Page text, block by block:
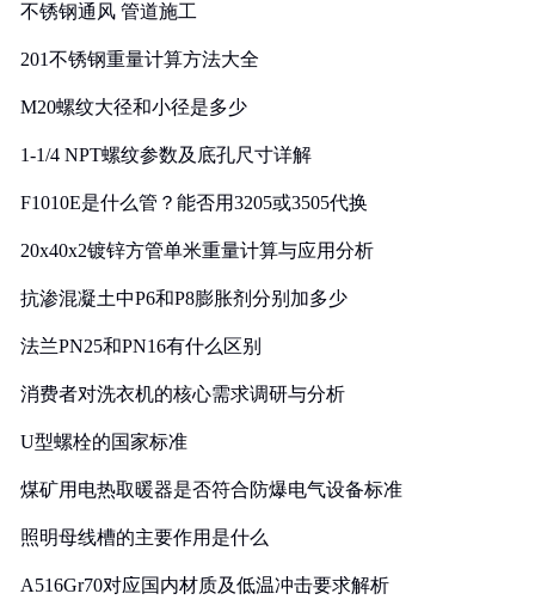
不锈钢通风 管道施工
201不锈钢重量计算方法大全
M20螺纹大径和小径是多少
1-1/4 NPT螺纹参数及底孔尺寸详解
F1010E是什么管？能否用3205或3505代换
20x40x2镀锌方管单米重量计算与应用分析
抗渗混凝土中P6和P8膨胀剂分别加多少
法兰PN25和PN16有什么区别
消费者对洗衣机的核心需求调研与分析
U型螺栓的国家标准
煤矿用电热取暖器是否符合防爆电气设备标准
照明母线槽的主要作用是什么
A516Gr70对应国内材质及低温冲击要求解析